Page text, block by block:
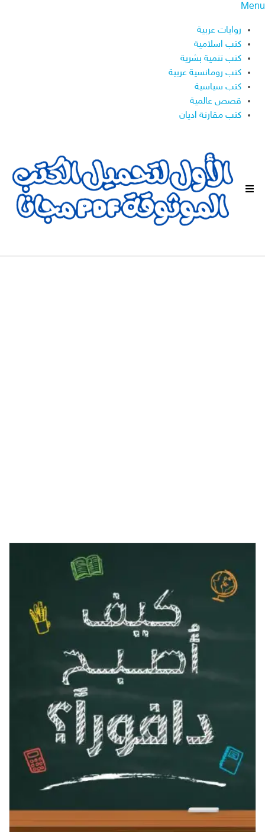
Menu
روايات عربية
كتب اسلامية
كتب تنمية بشرية
كتب رومانسية عربية
كتب سياسية
قصص عالمية
كتب مقارنة اديان
ا